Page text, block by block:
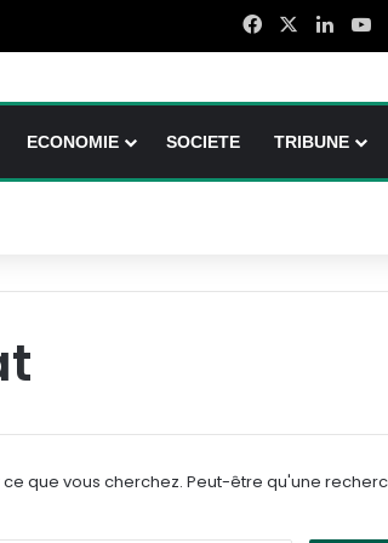
Facebook
ECONOMIE SOCIETE TRIBUNE
que vous cherchez. Peut-être qu'une